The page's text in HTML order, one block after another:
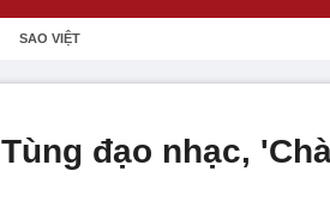
SAO VIỆT
đạo nhạc,